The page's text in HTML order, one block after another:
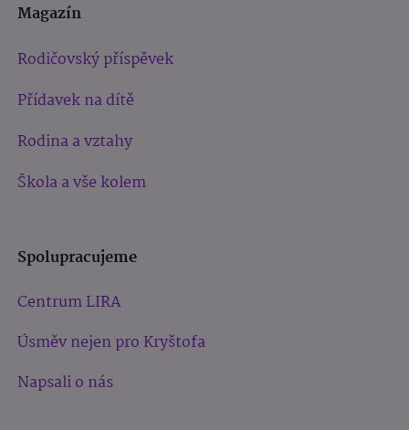
Magazín
Rodičovský příspěvek
Přídavek na dítě
Rodina a vztahy
Škola a vše kolem
Spolupracujeme
Centrum LIRA
Úsměv nejen pro Kryštofa
Napsali o nás